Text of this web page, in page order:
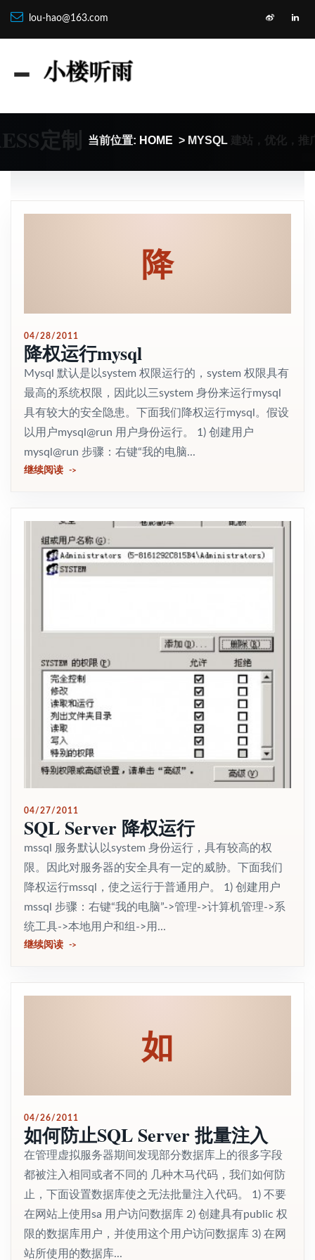
lou-hao@163.com
定制 当前位置: HOME > MYSQL 建站，优化，推
降
04/28/2011
降权运行mysql
Mysql 默认是以system 权限运行的，system 权限具有
最高的系统权限，因此以三system 身份来运行mysql
具有较大的安全隐患。下面我们降权运行mysql。假设
以用户mysql@run 用户身份运行。 1) 创建用户
mysql@run 步骤：右键“我的电脑...
继续阅读
04/27/2011
SQL Server 降权运行
mssql 服务默认以system 身份运行，具有较高的权
限。因此对服务器的安全具有一定的威胁。下面我们
降权运行mssql，使之运行于普通用户。 1) 创建用户
mssql 步骤：右键“我的电脑”->管理->计算机管理->系
统工具->本地用户和组->用...
继续阅读
如
04/26/2011
如何防止SQL Server 批量注入
在管理虚拟服务器期间发现部分数据库上的很多字段
都被注入相同或者不同的 几种木马代码，我们如何防
止，下面设置数据库使之无法批量注入代码。 1) 不要
在网站上使用sa 用户访问数据库 2) 创建具有public 权
限的数据库用户，并使用这个用户访问数据库 3) 在网
站所使用的数据库...